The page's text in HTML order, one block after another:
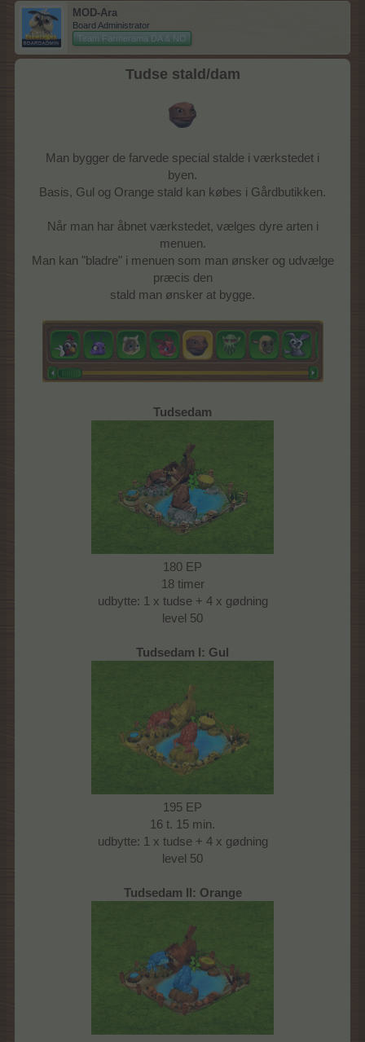
MOD-Ara
Board Administrator
Team Farmerama DA & NO
Tudse stald/dam
Man bygger de farvede special stalde i værkstedet i
byen.
Basis, Gul og Orange stald kan købes i Gårdbutikken.
Når man har åbnet værkstedet, vælges dyre arten i
menuen.
Man kan "bladre" i menuen som man ønsker og udvælge
præcis den
stald man ønsker at bygge.
Tudsedam
180 EP
18 timer
udbytte: 1 x tudse + 4 x gødning
level 50
Tudsedam I: Gul
195 EP
16 t. 15 min.
udbytte: 1 x tudse + 4 x gødning
level 50
Tudsedam II: Orange